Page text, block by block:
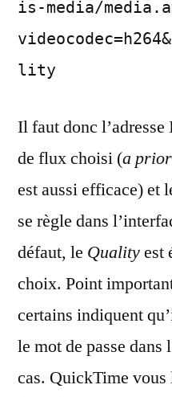
is-media/
lity
Il faut donc
de flux choisi (a
est aussi efficace) et
se règle dans
défaut, le Qualityest
choix. Point
certains indiquent
le mot de passe dans
cas. QuickTime vous